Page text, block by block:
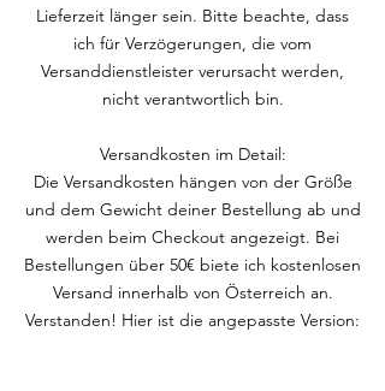
Lieferzeit länger sein. Bitte beachte, dass
ich für Verzögerungen, die vom
Versanddienstleister verursacht werden,
nicht verantwortlich bin.
Versandkosten im Detail:
Die Versandkosten hängen von der Größe
und dem Gewicht deiner Bestellung ab und
werden beim Checkout angezeigt. Bei
Bestellungen über 50€ biete ich kostenlosen
Versand innerhalb von Österreich an.
Verstanden! Hier ist die angepasste Version: